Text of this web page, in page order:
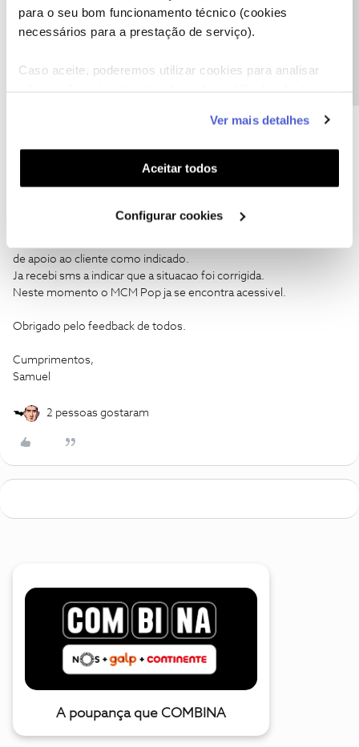
para o seu bom funcionamento técnico (cookies
necessários para a prestação de serviço).
Caso aceite, poderemos utilizar cookies para analisar
funcionalidades (cookies de personalização e
funcionalidade) e adaptar anúncios aos seus interesses
(cookies de publicidade personalizada). Pode gerir a
utilização dos cookies clicando em "Configurar
Ver mais detalhes
Aceitar todos
Configurar cookies
samuel Forum|Forum|9 years ago
de apoio ao cliente como indicado.
Ja recebi sms a indicar que a situacao foi corrigida.
Neste momento o MCM Pop ja se encontra acessivel.
Obrigado pelo feedback de todos.
Cumprimentos,
Samuel
2 pessoas gostaram
A poupança que COMBINA